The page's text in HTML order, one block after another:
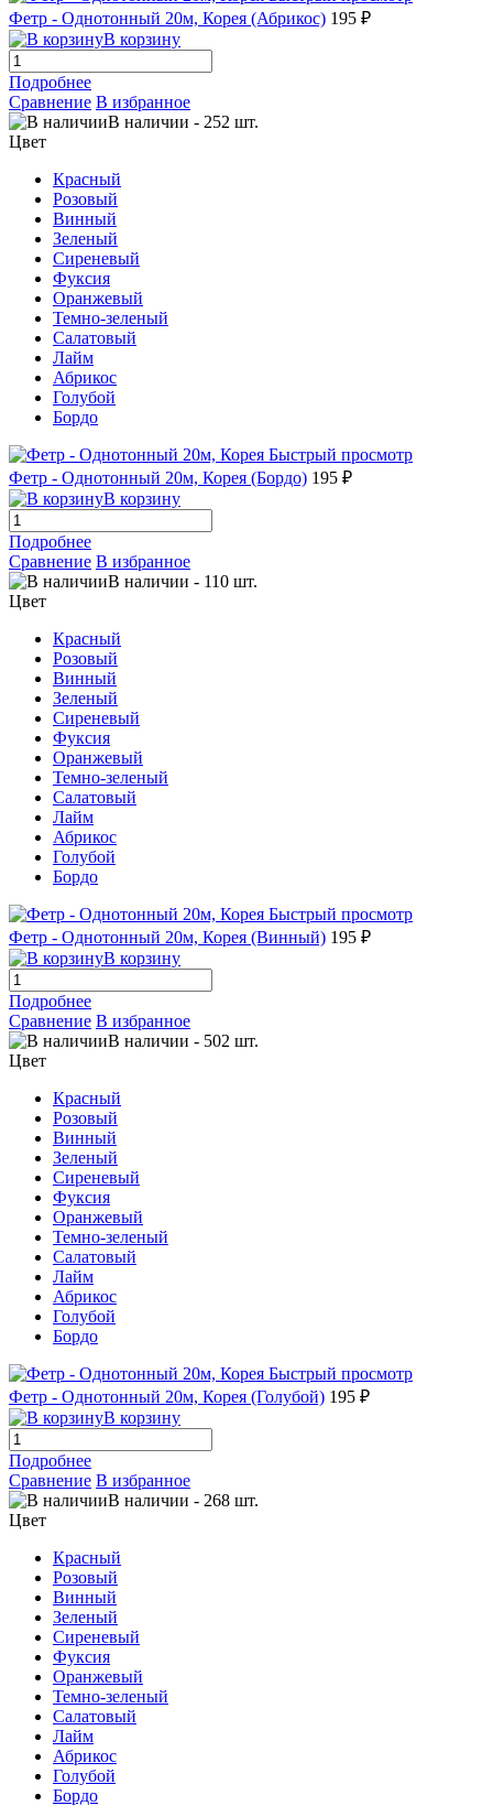
Фетр - Однотонный 20м, Корея (Абрикос) 195 ₽
В корзину
Подробнее
Сравнение В избранное
В наличии - 252 шт.
Цвет
Красный
Розовый
Винный
Зеленый
Сиреневый
Фуксия
Оранжевый
Темно-зеленый
Салатовый
Лайм
Абрикос
Голубой
Бордо
Быстрый просмотр
Фетр - Однотонный 20м, Корея (Бордо) 195 ₽
В корзину
Подробнее
Сравнение В избранное
В наличии - 110 шт.
Цвет
Красный
Розовый
Винный
Зеленый
Сиреневый
Фуксия
Оранжевый
Темно-зеленый
Салатовый
Лайм
Абрикос
Голубой
Бордо
Быстрый просмотр
Фетр - Однотонный 20м, Корея (Винный) 195 ₽
В корзину
Подробнее
Сравнение В избранное
В наличии - 502 шт.
Цвет
Красный
Розовый
Винный
Зеленый
Сиреневый
Фуксия
Оранжевый
Темно-зеленый
Салатовый
Лайм
Абрикос
Голубой
Бордо
Быстрый просмотр
Фетр - Однотонный 20м, Корея (Голубой) 195 ₽
В корзину
Подробнее
Сравнение В избранное
В наличии - 268 шт.
Цвет
Красный
Розовый
Винный
Зеленый
Сиреневый
Фуксия
Оранжевый
Темно-зеленый
Салатовый
Лайм
Абрикос
Голубой
Бордо